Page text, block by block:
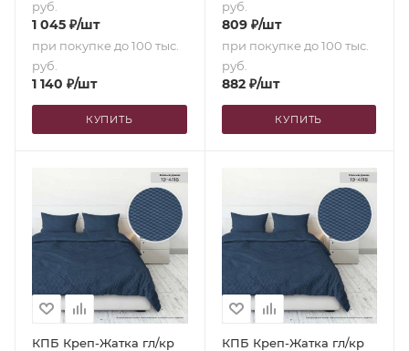
руб.
1 045 ₽/шт
при покупке до 100 тыс.
руб.
1 140 ₽/шт
КУПИТЬ
руб.
809₽/шт
при покупке до 100 тыс.
руб.
882₽/шт
КУПИТЬ
КПБ Креп-Жатка гл/кр
КПБ Креп-Жатка гл/кр